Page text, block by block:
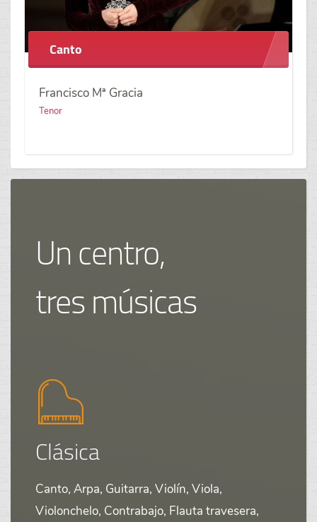
Canto
Francisco Mª Gracia
Tenor
Un centro,
tres músicas
Clásica
Canto, Arpa, Guitarra, Violín, Viola,
Violonchelo, Contrabajo, Flauta travesera,